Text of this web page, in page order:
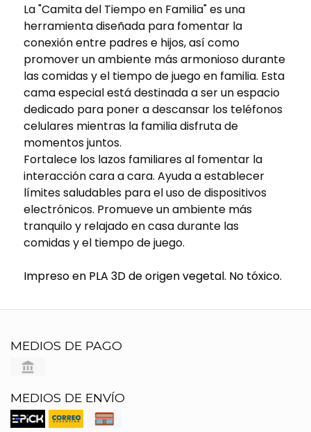
La "Camita del Tiempo en Familia" es una
herramienta diseñada para fomentar la
conexión entre padres e hijos, así como
promover un ambiente más armonioso durante
las comidas y el tiempo de juego en familia. Esta
cama especial está destinada a ser un espacio
dedicado para poner a descansar los teléfonos
celulares mientras la familia disfruta de
momentos juntos.
Fortalece los lazos familiares al fomentar la
interacción cara a cara. Ayuda a establecer
límites saludables para el uso de dispositivos
electrónicos. Promueve un ambiente más
tranquilo y relajado en casa durante las
comidas y el tiempo de juego.
Impreso en PLA 3D de origen vegetal. No tóxico.
MEDIOS DE PAGO
MEDIOS DE ENVÍO